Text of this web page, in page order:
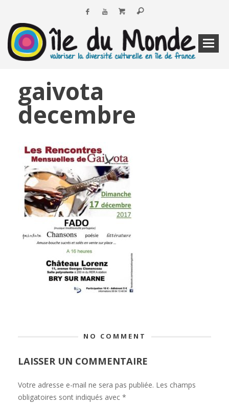
gaivota
decembre
NO COMMENT
LAISSER UN COMMENTAIRE
Votre adresse e-mail ne sera pas publiée. Les champs
obligatoires sont indiqués avec *